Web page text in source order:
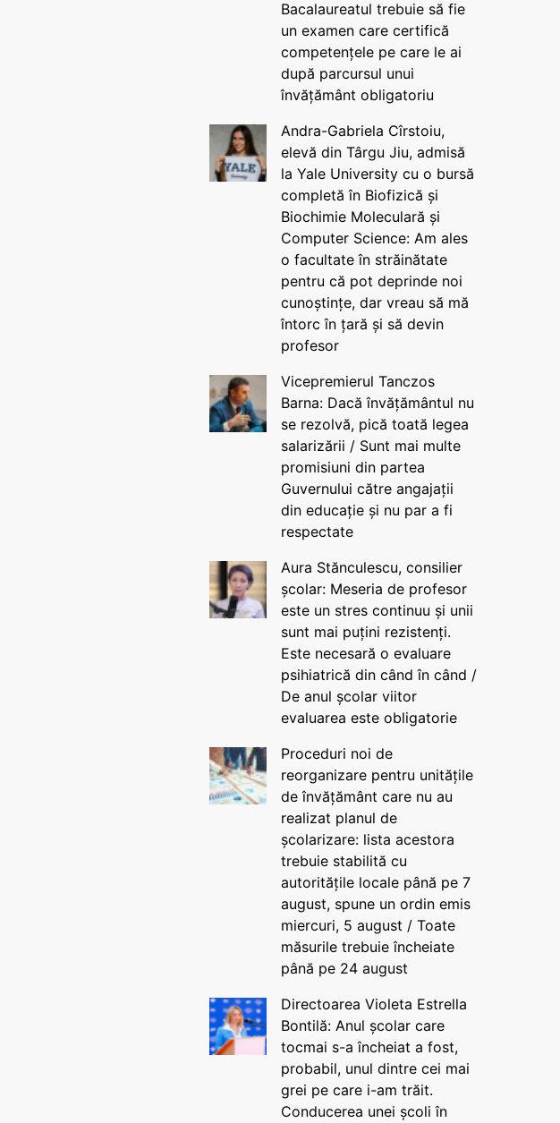
Bacalaureatul trebuie să fie
un examen care certifică
competențele pe care le ai
după parcursul unui
învățământ obligatoriu
Andra-Gabriela Cîrstoiu,
elevă din Târgu Jiu, admisă
la Yale University cu o bursă
completă în Biofizică și
Biochimie Moleculară și
Computer Science: Am ales
o facultate în străinătate
pentru că pot deprinde noi
cunoștințe, dar vreau să mă
întorc în țară și să devin
profesor
Vicepremierul Tanczos
Barna: Dacă învățământul nu
se rezolvă, pică toată legea
salarizării / Sunt mai multe
promisiuni din partea
Guvernului către angajații
din educație și nu par a fi
respectate
Aura Stănculescu, consilier
școlar: Meseria de profesor
este un stres continuu și unii
sunt mai puțini rezistenți.
Este necesară o evaluare
psihiatrică din când în când /
De anul școlar viitor
evaluarea este obligatorie
Proceduri noi de
reorganizare pentru unitățile
de învățământ care nu au
realizat planul de
școlarizare: lista acestora
trebuie stabilită cu
autoritățile locale până pe 7
august, spune un ordin emis
miercuri, 5 august / Toate
măsurile trebuie încheiate
până pe 24 august
Directoarea Violeta Estrella
Bontilă: Anul școlar care
tocmai s-a încheiat a fost,
probabil, unul dintre cei mai
grei pe care i-am trăit.
Conducerea unei școli în